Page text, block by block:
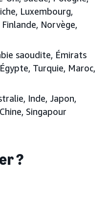
Luxembourg,
Norvège,
saoudite, Émirats
Turquie, Maroc,
Inde, Japon,
Singapour
?